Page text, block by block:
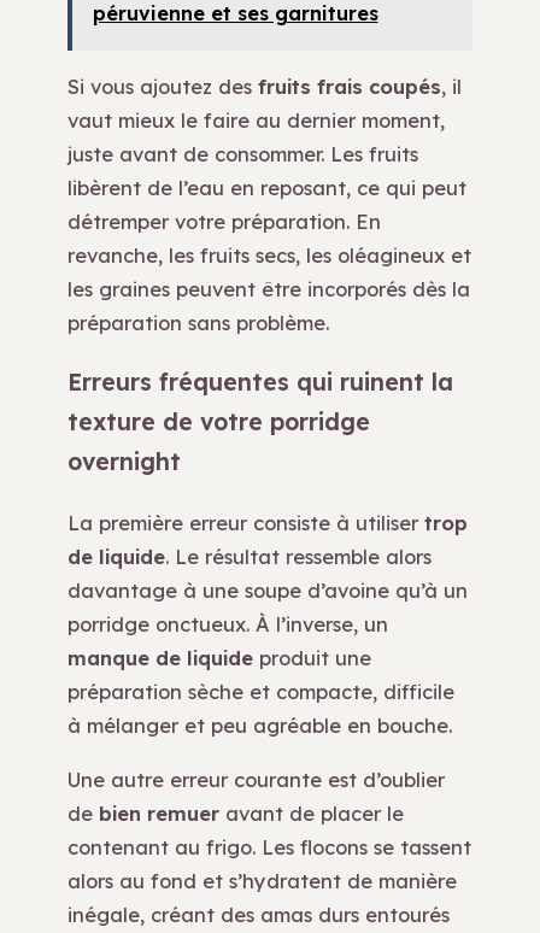
péruvienne et ses garnitures
Si vous ajoutez des fruits frais coupés, il
vaut mieux le faire au dernier moment,
juste avant de consommer. Les fruits
libèrent de l’eau en reposant, ce qui peut
détremper votre préparation. En
revanche, les fruits secs, les oléagineux et
les graines peuvent être incorporés dès la
préparation sans problème.
Erreurs fréquentes qui ruinent la
texture de votre porridge
overnight
La première erreur consiste à utilisertrop
de liquide. Le résultat ressemble alors
davantage à une soupe d’avoine qu’à un
porridge onctueux. À l’inverse, un
manque de liquide produit une
préparation sèche et compacte, difficile
à mélanger et peu agréable en bouche.
Une autre erreur courante est d’oublier
de bien remuer avant de placer le
contenant au frigo. Les flocons se tassent
alors au fond et s’hydratent de manière
inégale, créant des amas durs entourés